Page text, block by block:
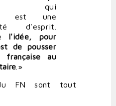
, qui
est une
d'esprit.
l'idée, pour
de pousser
française au
.»
FN sont tout